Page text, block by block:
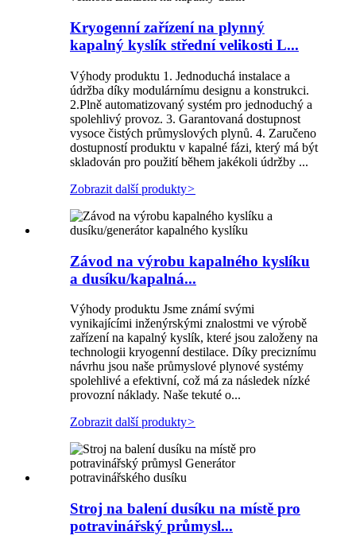
Kryogenní zařízení na plynný
kapalný kyslík střední velikosti L...
Výhody produktu 1. Jednoduchá instalace a
údržba díky modulárnímu designu a konstrukci.
2.Plně automatizovaný systém pro jednoduchý a
spolehlivý provoz. 3. Garantovaná dostupnost
vysoce čistých průmyslových plynů. 4. Zaručeno
dostupností produktu v kapalné fázi, který má být
skladován pro použití během jakékoli údržby ...
Zobrazit další produkty>
Závod na výrobu kapalného kyslíku
a dusíku/kapalná...
Výhody produktu Jsme známí svými
vynikajícími inženýrskými znalostmi ve výrobě
zařízení na kapalný kyslík, které jsou založeny na
technologii kryogenní destilace. Díky preciznímu
návrhu jsou naše průmyslové plynové systémy
spolehlivé a efektivní, což má za následek nízké
provozní náklady. Naše tekuté o...
Zobrazit další produkty>
Stroj na balení dusíku na místě pro
potravinářský průmysl...